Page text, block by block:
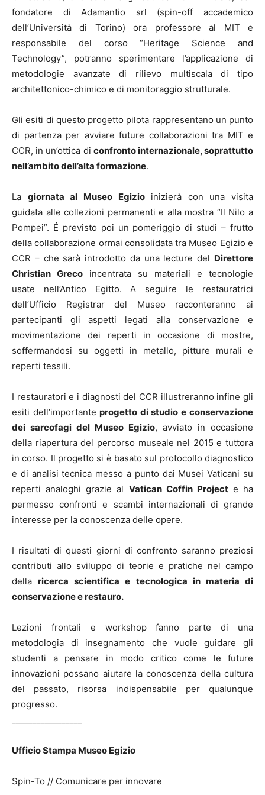
fondatore di Adamantio srl (spin-off accademico
dell’Università di Torino) ora professore al MIT e
responsabile del corso “Heritage Science and
Technology”, potranno sperimentare l’applicazione di
metodologie avanzate di rilievo multiscala di tipo
architettonico-chimico e di monitoraggio strutturale.
Gli esiti di questo progetto pilota rappresentano un punto
di partenza per avviare future collaborazioni tra MIT e
CCR, in un’ottica di confronto internazionale, soprattutto
nell’ambito dell’alta formazione.
La giornata al Museo Egizioinizierà con una visita
guidata alle collezioni permanenti e alla mostra “Il Nilo a
Pompei”. É previsto poi un pomeriggio di studi – frutto
della collaborazione ormai consolidata tra Museo Egizio e
CCR – che sarà introdotto da una lecture del Direttore
Christian Greco incentrata su materiali e tecnologie
usate nell’Antico Egitto. A seguire le restauratrici
dell’Ufficio Registrar del Museo racconteranno ai
partecipanti gli aspetti legati alla conservazione e
movimentazione dei reperti in occasione di mostre,
soffermandosi su oggetti in metallo, pitture murali e
reperti tessili.
I restauratori e i diagnosti del CCR illustreranno infine gli
esiti dell’importante progetto di studio e conservazione
dei sarcofagi del Museo Egizio, avviato in occasione
della riapertura del percorso museale nel 2015 e tuttora
in corso. Il progetto si è basato sul protocollo diagnostico
e di analisi tecnica messo a punto dai Musei Vaticani su
reperti analoghi grazie al Vatican Coffin Projecte ha
permesso confronti e scambi internazionali di grande
interesse per la conoscenza delle opere.
I risultati di questi giorni di confronto saranno preziosi
contributi allo sviluppo di teorie e pratiche nel campo
dellaricerca scientifica e tecnologica in materia di
conservazione e restauro.
Lezioni frontali e workshop fanno parte di una
metodologia di insegnamento che vuole guidare gli
studenti a pensare in modo critico come le future
innovazioni possano aiutare la conoscenza della cultura
del passato, risorsa indispensabile per qualunque
progresso.
Ufficio Stampa Museo Egizio
Spin-To // Comunicare per innovare